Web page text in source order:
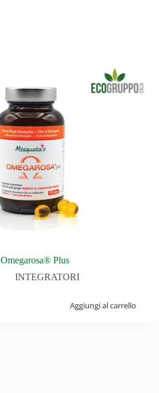
Omegarosa® Plus
INTEGRATORI
Aggiungi al carrello